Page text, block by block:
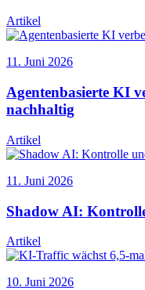
Artikel
11. Juni 2026
Agentenbasierte KI
nachhaltig
Artikel
11. Juni 2026
Shadow AI:
Artikel
10. Juni 2026